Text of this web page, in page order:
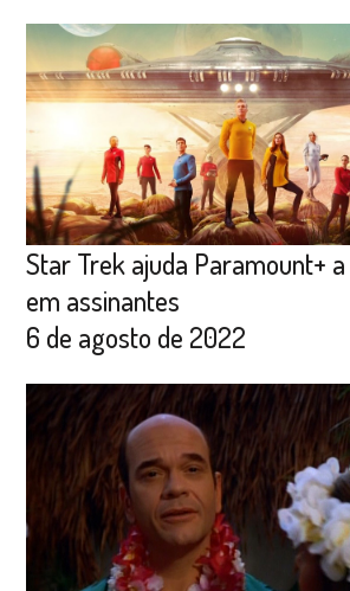
Star Trek ajuda Paramount+
em assinantes
6 de agosto de 2022